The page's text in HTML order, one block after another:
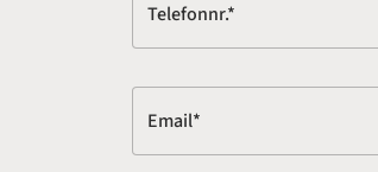
Telefonnr.*
Email*